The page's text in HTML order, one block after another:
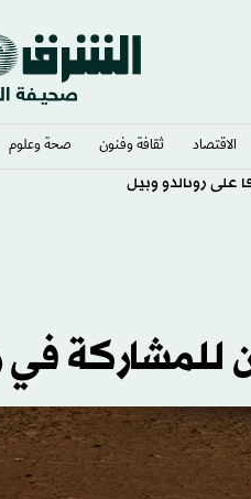
الاقتصاد ثقافة وفنون صحة وعلوم
رونالدو وبيل